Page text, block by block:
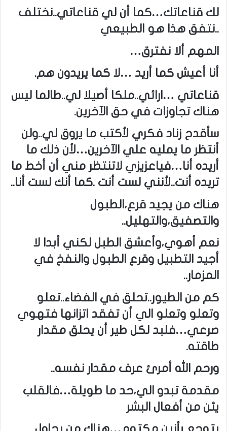
لك قناعاتك…كما أن لي قناعاتي..نختلف
..نتفق هذا هو الطبيعي
المهم ألا نفترق…
أنا أعيش كما أريد …لا كما يريدون هم.
قناعاتي …ارائي..ملكا أصيلا لي..طالما ليس
هناك تجاوزات في حق الآخرين.
سأقدح زناد فكري لأكتب ما يروق لي..ولن
أنتظر ما يمليه علي الآخرين…لأن ذلك ما
أريده أنا…فياعزيزي لاتنتظر مني أن أخط ما
تريده أنت..لأنني لست أنت .كما أنك لست أنا..
هناك من يجيد قرع،الطبول
والتصفيق،والتهليل..
نعم أهوي،وأعشق الطبل لكني أبدا لا
أجيد التطبيل وقرع الطبول والنفخ في
المزمار..
كم من الطيور..تحلق في الفضاء..تعلو
وتعلو وتعلو الي أن تفقد اتزانها فتهوي
صرعي…فلبد لكل طير أن يحلق مقدار
طاقته.
ورحم الله أمرئ عرف مقدار نفسه..
مقدمة تبدو الي،حد ما طويلة…فالقلب
يئن من أفعال البشر